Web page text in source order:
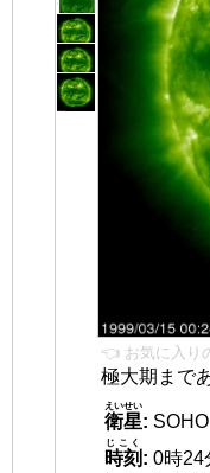
👈 お気に入り
極大期まで
衛星
えいせい
: SOHO
時刻
じこく
: 0時24